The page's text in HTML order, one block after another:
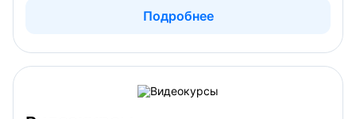
Подробнее